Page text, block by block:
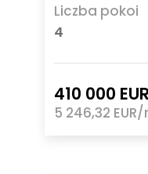
Liczba pokoi
4
410 000 EUR
5 246,32